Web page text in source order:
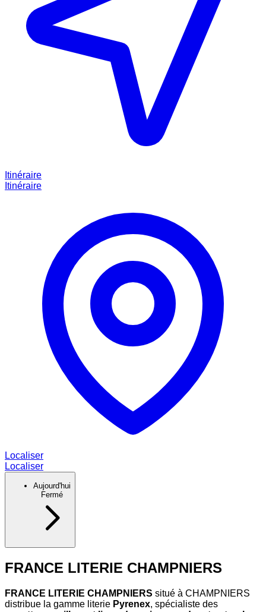
Itinéraire
Itinéraire
Localiser
Localiser
Aujourd'hui
Fermé
FRANCE LITERIE CHAMPNIERS
FRANCE LITERIE CHAMPNIERS situé à CHAMPNIERS
distribue la gamme literie Pyrenex, spécialiste des